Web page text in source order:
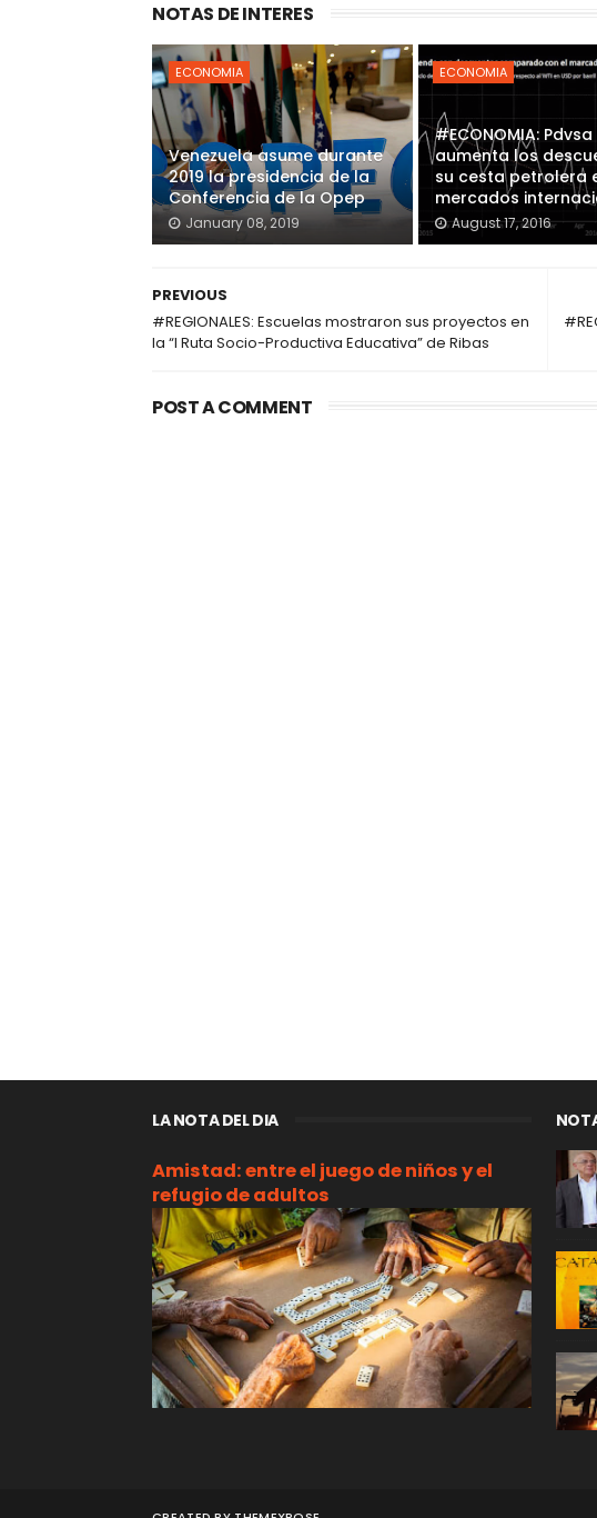
NOTAS DE INTERES
ECONOMIA
Venezuela asume durante
2019 la presidencia de la
Conferencia de la Opep
January 08, 2019
ECONOMIA
#ECONOMIA: Pdvsa
aumenta los
su cesta petrolera
mercados
August 17, 2016
PREVIOUS
#REGIONALES: Escuelas mostraron sus proyectos en
la “I Ruta Socio-Productiva Educativa” de Ribas
POST A COMMENT
LA NOTA DEL DIA
Amistad: entre el juego de niños y el
refugio de adultos